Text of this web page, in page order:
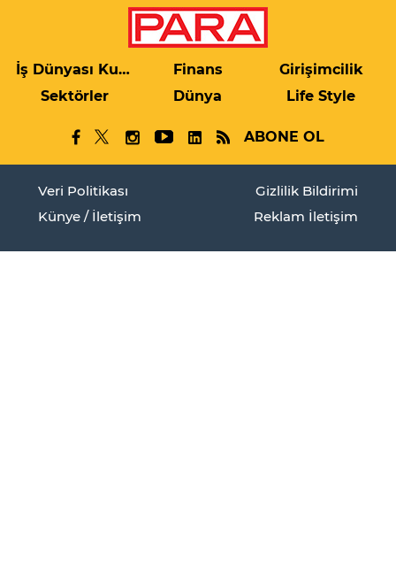
İş Dünyası Kulis Finans
Girişimcilik
Sektörler
Dünya Life Style
ABONE OL
Veri Politikası
Gizlilik Bildirimi
Künye / İletişim
Reklam İletişim